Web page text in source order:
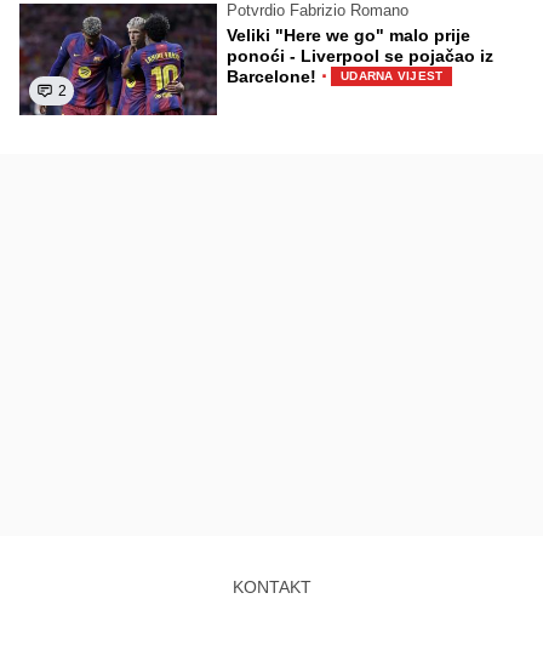
2
Potvrdio Fabrizio Romano
Veliki "Here we go" malo prije
ponoći - Liverpool se pojačao iz
Barcelone! · UDARNA VIJEST
KONTAKT